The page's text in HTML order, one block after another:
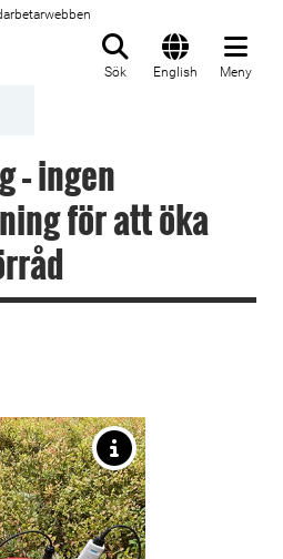
Sök English Meny
– ingen
för att öka